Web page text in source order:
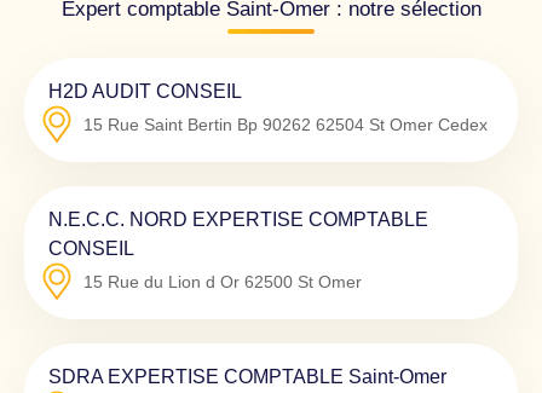
Expert comptable Saint-Omer : notre sélection
H2D AUDIT CONSEIL
15 Rue Saint Bertin Bp 90262 62504 St Omer Cedex
N.E.C.C. NORD EXPERTISE COMPTABLE
CONSEIL
15 Rue du Lion d Or 62500 St Omer
SDRA EXPERTISE COMPTABLE Saint-Omer